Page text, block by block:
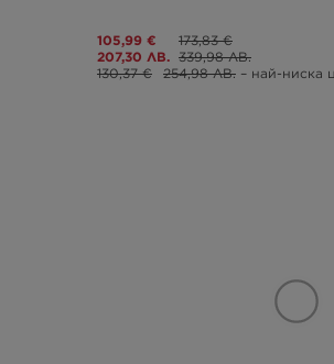
105,99 €
207,30 ЛВ.
173,83 €
339,98 ЛВ.
130,37 €
254,98 ЛВ. – най-ниска